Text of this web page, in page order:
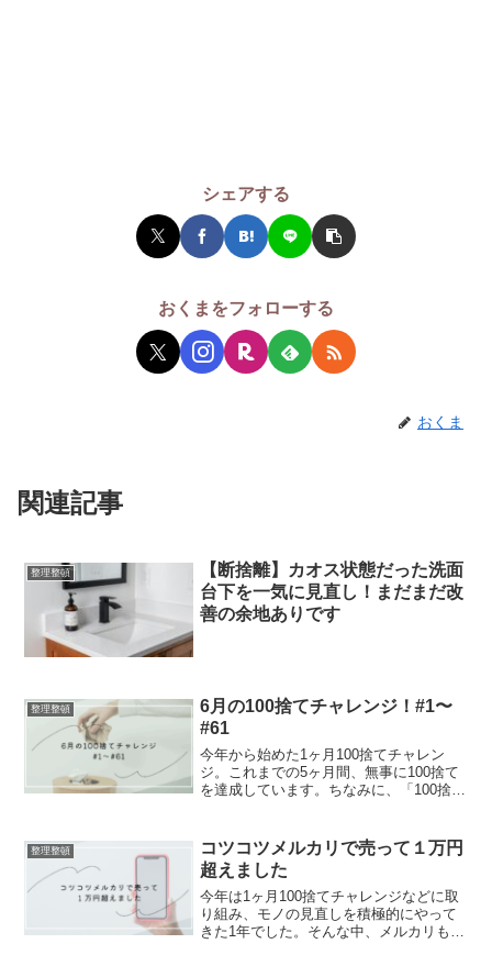
シェアする
おくまをフォローする
おくま
関連記事
整理整頓
【断捨離】カオス状態だった洗面
台下を一気に見直し！まだまだ改
善の余地ありです
整理整頓
6月の100捨てチャレンジ！#1〜
#61
今年から始めた1ヶ月100捨てチャレン
ジ。これまでの5ヶ月間、無事に100捨て
を達成しています。ちなみに、「100捨て
ないようなのですが、今回私が掲げたル
ールは３つ...
整理整頓
コツコツメルカリで売って１万円
超えました
今年は1ヶ月100捨てチャレンジなどに取
り組み、モノの見直しを積極的にやって
きた1年でした。そんな中、メルカリも利